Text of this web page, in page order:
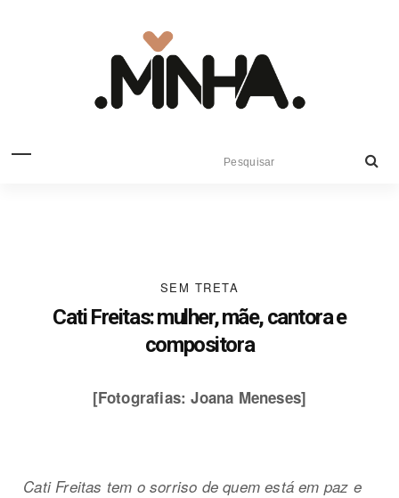
SEM TRETA
Cati Freitas: mulher, mãe, cantora e
compositora
[Fotografias: Joana Meneses]
Cati Freitas tem o sorriso de quem está em paz e